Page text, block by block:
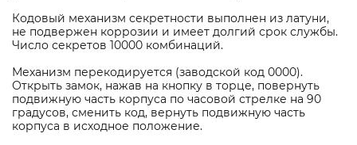
Кодовый механизм секретности выполнен из латуни,
не подвержен коррозии и имеет долгий срок службы.
Число секретов 10000 комбинаций.
Механизм перекодируется (заводской код 0000).
Открыть замок, нажав на кнопку в торце, повернуть
подвижную часть корпуса по часовой стрелке на 90
градусов, сменить код, вернуть подвижную часть
корпуса в исходное положение.